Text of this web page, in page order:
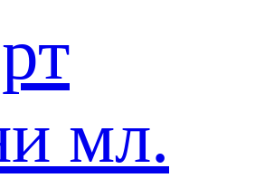
мл.